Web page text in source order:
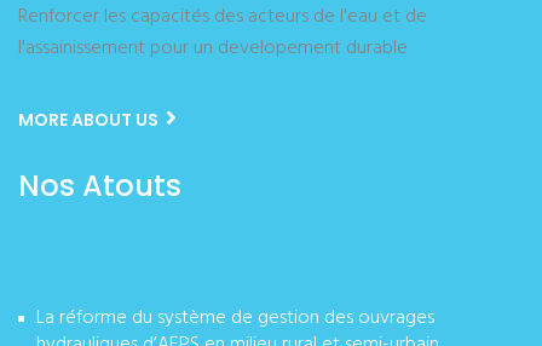
Renforcer les capacités des acteurs de l'eau et de
l'assainissement pour un developement durable
MORE ABOUT US
Nos Atouts
La réforme du système de gestion des ouvrages